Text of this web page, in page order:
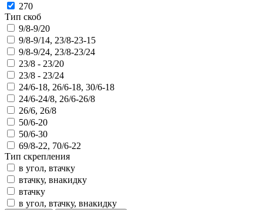
270
Тип скоб
9/8-9/20
9/8-9/14, 23/8-23-15
9/8-9/24, 23/8-23/24
23/8 - 23/20
23/8 - 23/24
24/6-18, 26/6-18, 30/6-18
24/6-24/8, 26/6-26/8
26/6, 26/8
50/6-20
50/6-30
69/8-22, 70/6-22
Тип скрепления
в угол, втачку
втачку, внакидку
втачку
в угол, втачку, внакидку